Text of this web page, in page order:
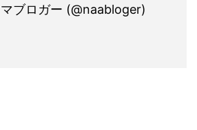
ブロガー (@naabloger)